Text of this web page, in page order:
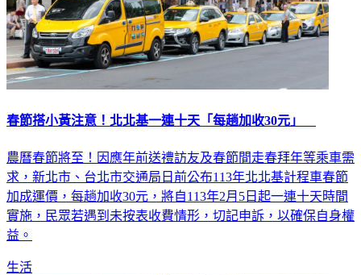
春節搭小黃注意！北北基一連十天「每趟加收30元」
農曆春節將至！因應年前送禮訪友及春節間走春拜年等乘車需
求，新北市、台北市交通局日前公布113年北北基計程車春節
加成運價，每趟加收30元，將自113年2月5日起一連十天時間
實施，民眾若遇到未按表收費情形，切記申訴，以確保自身權
益。
生活